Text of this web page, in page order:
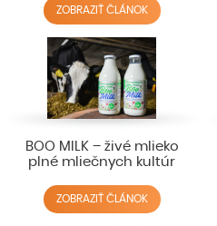
ZOBRAZIŤ ČLÁNOK
BOO MILK – živé mlieko
plné mliečnych kultúr
ZOBRAZIŤ ČLÁNOK